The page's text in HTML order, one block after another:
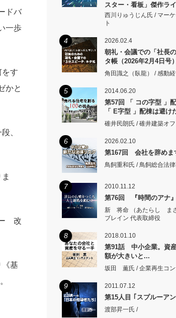
ドバ
一歩
す
かと
、
ー 改
基
スター・看板」傑作ラ
西川りゅうじん氏 / マー
ト
4 2026.02.4
朝礼・会議での「社長
タ帳（2026年2月4日号）
角田識之（臥龍） / 感動
5 2014.06.20
第57回 「 コの字型 」
「 E字型 」配棟は避け
碓井民朗氏 / 碓井建築オ
6 2026.02.10
第167回 会社を辞めま
鳥飼重和氏 / 鳥飼総合法
7 2010.11.12
第76回 『時間のアナ』
新 将命 （あたらし ま
ブレイン 代表取締役
8 2018.01.10
第91話 中小企業。資
額が大きいと...
坂田 薫氏 / 企業再生コン
9 2011.07.12
第15人目 ｢スプルーアン
渡部昇一氏 /